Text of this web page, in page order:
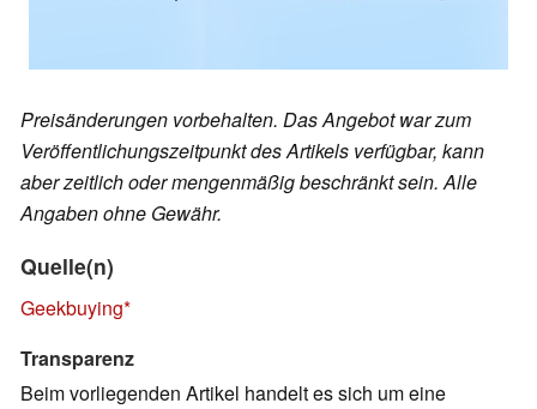
Preisänderungen vorbehalten. Das Angebot war zum
Veröffentlichungszeitpunkt des Artikels verfügbar, kann
aber zeitlich oder mengenmäßig beschränkt sein. Alle
Angaben ohne Gewähr.
Quelle(n)
Geekbuying
Transparenz
Beim vorliegenden Artikel handelt es sich um eine